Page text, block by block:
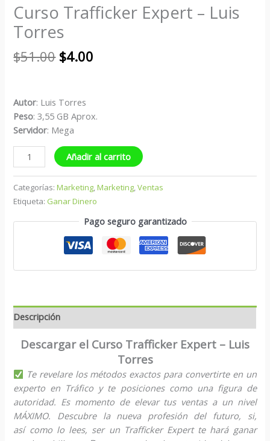
Curso Trafficker Expert – Luis
Torres
$51.00 $4.00
Autor: Luis Torres
Peso: 3,55 GB Aprox.
Servidor: Mega
Añadir al carrito
Categorías:Marketing,Marketing,Ventas
Etiqueta: Ganar Dinero
Pago seguro garantizado
Descripción
Descargar el Curso Trafficker Expert – Luis
Torres
Te revelare los métodos exactos para convertirte en un
experto en Tráfico y te posiciones como una figura de
autoridad. Es momento de elevar tus ventas a un nivel
MÁXIMO. Descubre la nueva profesión del futuro, si,
así como lo lees, ser un Trafficker Expert te hará ganar